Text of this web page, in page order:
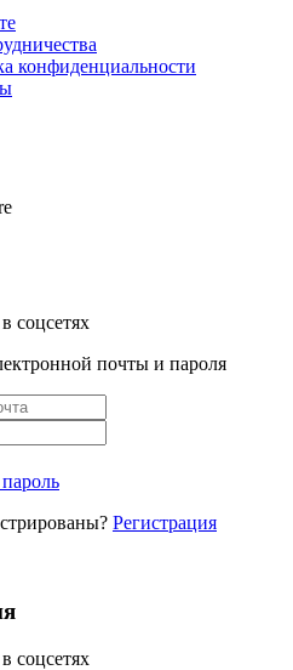
конфиденциальности
соцсетях
почты и пароля
Регистрация
соцсетях